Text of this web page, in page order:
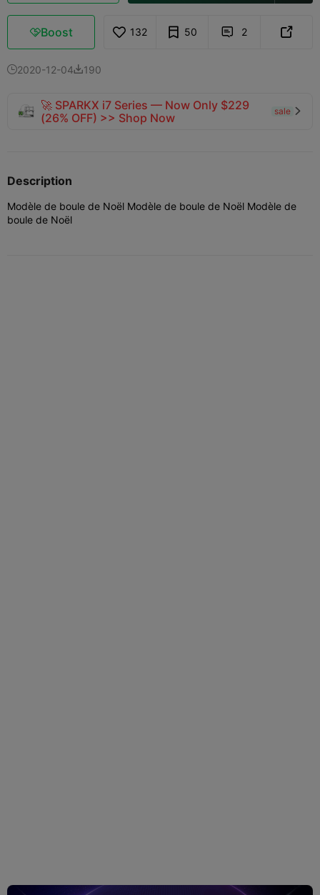
Boost 132 50  2 
2020-12-04190
🚀 SPARKX i7 Series — Now Only $229
(26% OFF) >> Shop Now
sale 
Description
Modèle de boule de Noël Modèle de boule de Noël Modèle de
boule de Noël